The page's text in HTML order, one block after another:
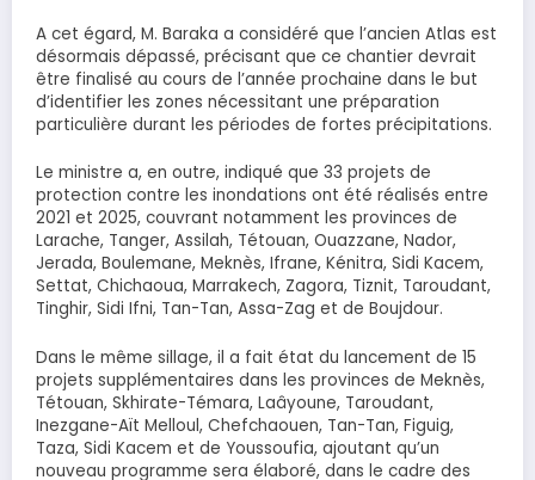
A cet égard, M. Baraka a considéré que l’ancien Atlas est
désormais dépassé, précisant que ce chantier devrait
être finalisé au cours de l’année prochaine dans le but
d’identifier les zones nécessitant une préparation
particulière durant les périodes de fortes précipitations.
Le ministre a, en outre, indiqué que 33 projets de
protection contre les inondations ont été réalisés entre
2021 et 2025, couvrant notamment les provinces de
Larache, Tanger, Assilah, Tétouan, Ouazzane, Nador,
Jerada, Boulemane, Meknès, Ifrane, Kénitra, Sidi Kacem,
Settat, Chichaoua, Marrakech, Zagora, Tiznit, Taroudant,
Tinghir, Sidi Ifni, Tan-Tan, Assa-Zag et de Boujdour.
Dans le même sillage, il a fait état du lancement de 15
projets supplémentaires dans les provinces de Meknès,
Tétouan, Skhirate-Témara, Laâyoune, Taroudant,
Inezgane-Aït Melloul, Chefchaouen, Tan-Tan, Figuig,
Taza, Sidi Kacem et de Youssoufia, ajoutant qu’un
nouveau programme sera élaboré, dans le cadre des